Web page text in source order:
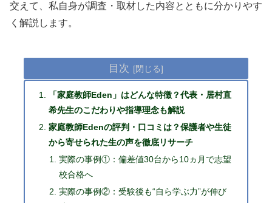
交えて、私自身が調査・取材した内容とともに分かりやす
く解説します。
目次
「家庭教師Eden」はどんな特徴？代表・居村直
希先生のこだわりや指導理念も解説
家庭教師Edenの評判・口コミは？保護者や生徒
から寄せられた生の声を徹底リサーチ
実際の事例①：偏差値30台から10ヵ月で志望
校合格へ
実際の事例②：受験後も“自ら学ぶ力”が伸び